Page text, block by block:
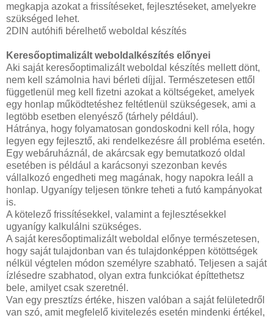
megkapja azokat a frissítéseket, fejlesztéseket, amelyekre
szükséged lehet.
2DIN autóhifi bérelhető weboldal készítés
Keresőoptimalizált weboldalkészítés előnyei
Aki saját keresőoptimalizált weboldal készítés mellett dönt,
nem kell számolnia havi bérleti díjjal. Természetesen ettől
függetlenül meg kell fizetni azokat a költségeket, amelyek
egy honlap működtetéshez feltétlenül szükségesek, ami a
legtöbb esetben elenyésző (tárhely például).
Hátránya, hogy folyamatosan gondoskodni kell róla, hogy
legyen egy fejlesztő, aki rendelkezésre áll probléma esetén.
Egy webáruháznál, de akárcsak egy bemutatkozó oldal
esetében is például a karácsonyi szezonban kevés
vállalkozó engedheti meg magának, hogy napokra leáll a
honlap. Ugyanígy teljesen tönkre teheti a futó kampányokat
is.
A kötelező frissítésekkel, valamint a fejlesztésekkel
ugyanígy kalkulálni szükséges.
A saját keresőoptimalizált weboldal előnye természetesen,
hogy saját tulajdonban van és tulajdonképpen kötöttségek
nélkül végtelen módon személyre szabható. Teljesen a saját
ízlésedre szabhatod, olyan extra funkciókat építtethetsz
bele, amilyet csak szeretnél.
Van egy presztízs értéke, hiszen valóban a saját felületedről
van szó, amit megfelelő kivitelezés esetén mindenki értékel,